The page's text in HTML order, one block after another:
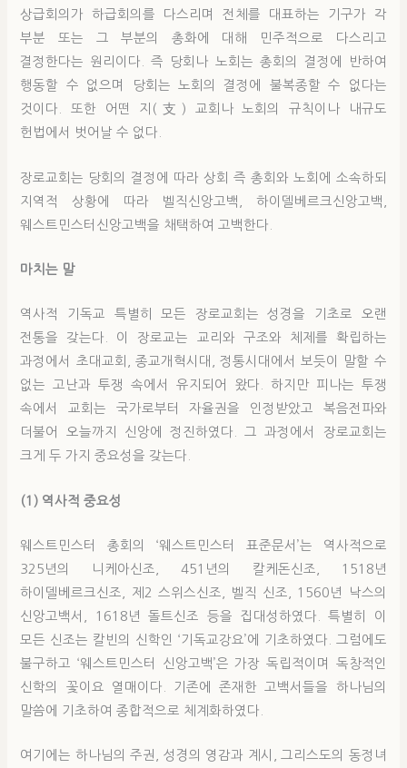
상급회의가 하급회의를 다스리며 전체를 대표하는 기구가 각
부분 또는 그 부분의 총화에 대해 민주적으로 다스리고
결정한다는 원리이다. 즉 당회나 노회는 총회의 결정에 반하여
행동할 수 없으며 당회는 노회의 결정에 불복종할 수 없다는
것이다. 또한 어떤 지(支) 교회나 노회의 규칙이나 내규도
헌법에서 벗어날 수 없다.
장로교회는 당회의 결정에 따라 상회 즉 총회와 노회에 소속하되
지역적 상황에 따라 벨직신앙고백, 하이델베르크신앙고백,
웨스트민스터신앙고백을 채택하여 고백한다.
마치는 말
역사적 기독교 특별히 모든 장로교회는 성경을 기초로 오랜
전통을 갖는다. 이 장로교는 교리와 구조와 체제를 확립하는
과정에서 초대교회, 종교개혁시대, 정통시대에서 보듯이 말할 수
없는 고난과 투쟁 속에서 유지되어 왔다. 하지만 피나는 투쟁
속에서 교회는 국가로부터 자율권을 인정받았고 복음전파와
더불어 오늘까지 신앙에 정진하였다. 그 과정에서 장로교회는
크게 두 가지 중요성을 갖는다.
(1) 역사적 중요성
웨스트민스터 총회의 ‘웨스트민스터 표준문서’는 역사적으로
325년의 니케아신조, 451년의 칼케돈신조, 1518년
하이델베르크신조, 제2 스위스신조, 벨직 신조, 1560년 낙스의
신앙고백서, 1618년 돌트신조 등을 집대성하였다. 특별히 이
모든 신조는 칼빈의 신학인 ‘기독교강요’에 기초하였다. 그럼에도
불구하고 ‘웨스트민스터 신앙고백’은 가장 독립적이며 독창적인
신학의 꽃이요 열매이다. 기존에 존재한 고백서들을 하나님의
말씀에 기초하여 종합적으로 체계화하였다.
여기에는 하나님의 주권, 성경의 영감과 계시, 그리스도의 동정녀